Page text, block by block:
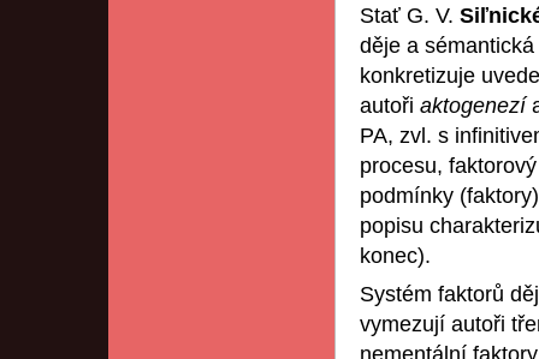
Stať G. V.
děje a
konkretizuje
autoři aktogenezí
PA, zvl. s
procesu,
podmínky
popisu
konec).
Systém faktorů
vymezují autoři
nementální